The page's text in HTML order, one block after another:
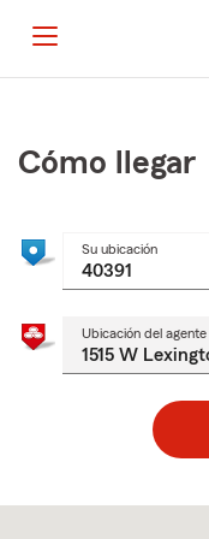
principal
Cómo llegar
Su ubicación
Ubicación del agente